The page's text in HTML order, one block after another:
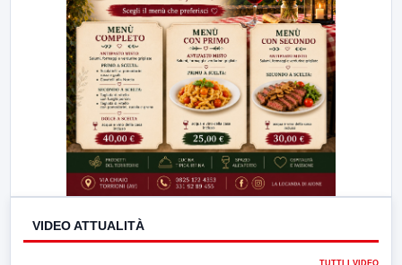
VIDEO ATTUALITÀ
TUTTI I VIDEO